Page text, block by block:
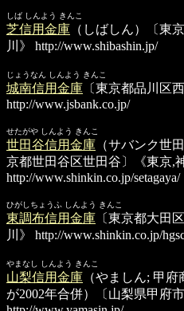
しば しんよう きんこ
芝信用金庫 （しばしん）〔東
川》
http://www.shibashin.jp/
じょうなん しんよう きんこ
城南信用金庫 〔東京都品川区
http://www.jsbank.co.jp/
せたがや しんよう きんこ
世田谷信用金庫 （サバンク世
京都世田谷区世田谷〕《東京,
http://www.shinkin.co.jp/setagaya/
ひがしちょうふ しんよう きんこ
東調布信用金庫 〔東京都大田
川》
http://www.shinkin.co.jp/
やまなし しんよう きんこ
山梨信用金庫 （やましん; 甲
が2002年合併）〔山梨県甲府